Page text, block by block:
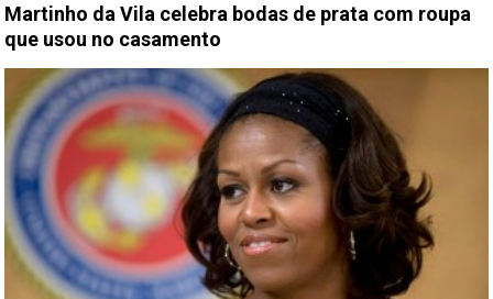
Martinho da Vila celebra bodas de prata com roupa
que usou no casamento